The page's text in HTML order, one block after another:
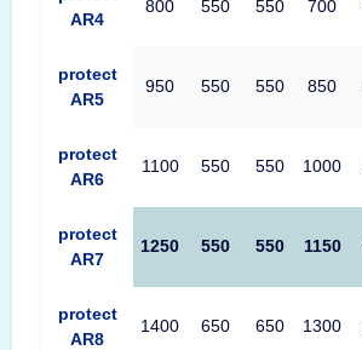
AR4
800 550 550 700
protect
AR5
950 550 550 850
protect
AR6
1100 550 550 1000
protect
AR7
1250 550 550 1150
protect
AR8
1400 650 650 1300